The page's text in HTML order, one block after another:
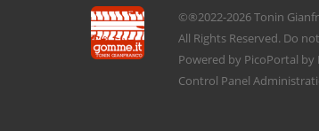
©®2022-2026Tonin
All Rights Reserved. Do
Powered by PicoPortal by
Control Panel